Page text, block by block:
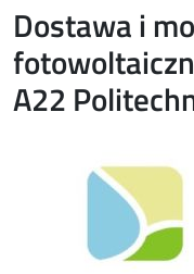
Dostawa i
A22